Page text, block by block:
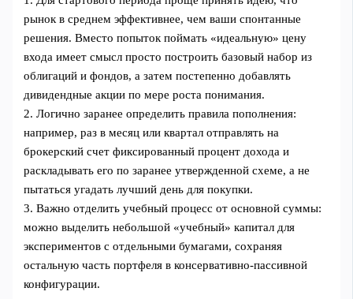
рынок в среднем эффективнее, чем ваши спонтанные
решения. Вместо попыток поймать «идеальную» цену
входа имеет смысл просто построить базовый набор из
облигаций и фондов, а затем постепенно добавлять
дивидендные акции по мере роста понимания.
2. Логично заранее определить правила пополнения:
например, раз в месяц или квартал отправлять на
брокерский счет фиксированный процент дохода и
раскладывать его по заранее утвержденной схеме, а не
пытаться угадать лучший день для покупки.
3. Важно отделить учебный процесс от основной суммы:
можно выделить небольшой «учебный» капитал для
экспериментов с отдельными бумагами, сохраняя
остальную часть портфеля в консервативно-пассивной
конфигурации.